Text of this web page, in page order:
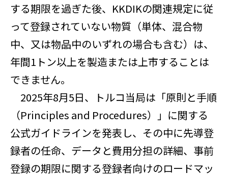
する期限を過ぎた後、KKDIKの関連規定に従
って登録されていない物質（単体、混合物
中、又は物品中のいずれの場合も含む）は、
年間1トン以上を製造または上市することは
できません。
2025年8月5日、トルコ当局は「原則と手順
（Principles and Procedures）」に関する
公式ガイドラインを発表し、その中に先導登
録者の任命、データと費用分担の詳細、事前
登録の期限に関する登録者向けのロードマッ